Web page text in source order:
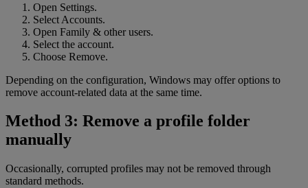
Open Settings.
Select Accounts.
Open Family & other users.
Select the account.
Choose Remove.
Depending on the configuration, Windows may offer options to
remove account-related data at the same time.
Method 3: Remove a profile folder
manually
Occasionally, corrupted profiles may not be removed through
standard methods.